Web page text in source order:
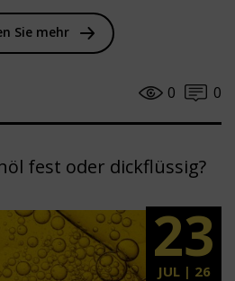
Sie mehr
0
0
fest oder dickflüssig?
23
JUL | 26